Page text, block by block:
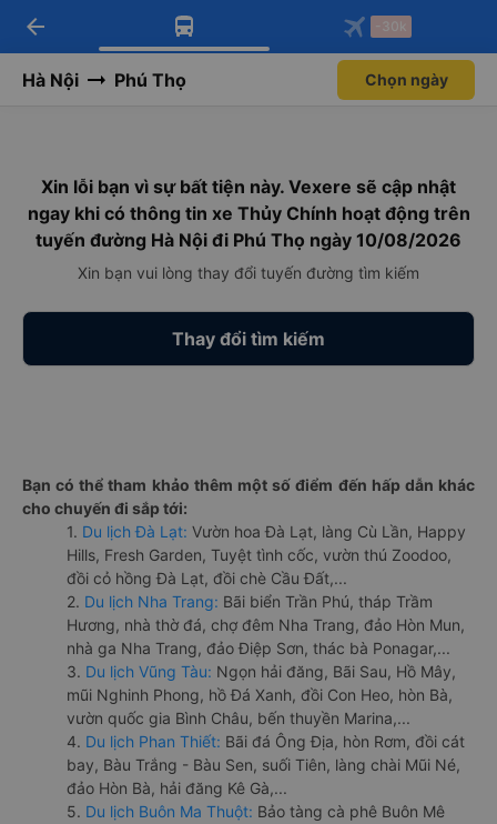
Tải app Vexere ngay!
Nhận ưu đãi thành viên độc
Mở app
Tải app Vexere
-30k/ghế khi đặt vé máy bay qua
Mở app
arrow_back -30k
Hà Nội Phú Thọ Chọn ngày
Xin lỗi bạn vì sự bất tiện này. Vexere sẽ cập nhật
ngay khi có thông tin xe Thủy Chính hoạt động trên
tuyến đường Hà Nội đi Phú Thọ ngày 10/08/2026
Xin bạn vui lòng thay đổi tuyến đường tìm kiếm
Thay đổi tìm kiếm
Bạn có thể tham khảo thêm một số điểm đến hấp dẫn khác
cho chuyến đi sắp tới:
1. Du lịch Đà Lạt: Vườn hoa Đà Lạt, làng Cù Lần, Happy
Hills, Fresh Garden, Tuyệt tình cốc, vườn thú Zoodoo,
đồi cỏ hồng Đà Lạt, đồi chè Cầu Đất,...
2. Du lịch Nha Trang: Bãi biển Trần Phú, tháp Trầm
Hương, nhà thờ đá, chợ đêm Nha Trang, đảo Hòn Mun,
nhà ga Nha Trang, đảo Điệp Sơn, thác bà Ponagar,...
3. Du lịch Vũng Tàu: Ngọn hải đăng, Bãi Sau, Hồ Mây,
mũi Nghinh Phong, hồ Đá Xanh, đồi Con Heo, hòn Bà,
vườn quốc gia Bình Châu, bến thuyền Marina,...
4. Du lịch Phan Thiết: Bãi đá Ông Địa, hòn Rơm, đồi cát
bay, Bàu Trắng - Bàu Sen, suối Tiên, làng chài Mũi Né,
đảo Hòn Bà, hải đăng Kê Gà,...
5. Du lịch Buôn Ma Thuột: Bảo tàng cà phê Buôn Mê